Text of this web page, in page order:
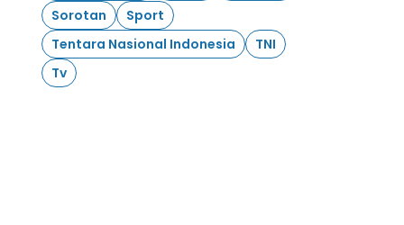
Sorotan
Sport
Tentara Nasional Indonesia
TNI
Tv